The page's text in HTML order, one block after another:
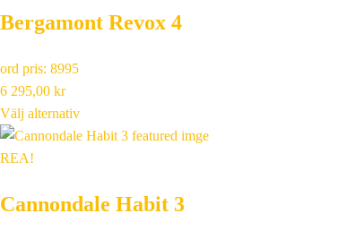
Bergamont Revox 4
ord pris: 8995
6 295,00 kr
Välj alternativ
REA!
Cannondale Habit 3